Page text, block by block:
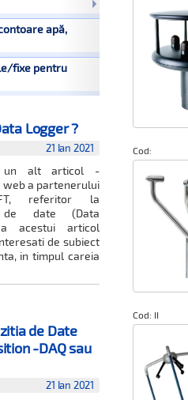
apă,
fixe pentru
Logger ?
21 Ian 2021
un alt articol -
web a partenerului
referitor la
de date (Data
acestui articol
de subiect
in timpul careia
de Date
-DAQ sau
21 Ian 2021
Cod:
Cod: II